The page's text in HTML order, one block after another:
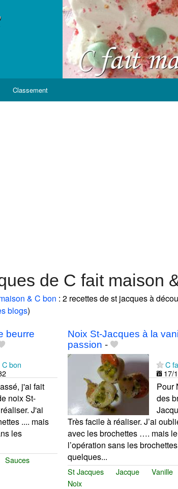
Classement
de C fait maison
& C bon : 2 recettes de st jacques à
blogs)
beurre
bon
j'ai fait
noix St-
J'ai
.... mais
les
Sauces
Noix St-Jacques à la
passion -
C
17/
Pour
des
Très facile à réaliser. J’ai
avec les brochettes …. mais
l’opération sans les
quelques...
St Jacques Jacque Vanille
Noix